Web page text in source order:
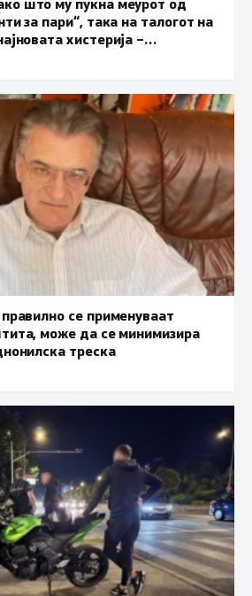
за пари“, така на талогот на
хистерија –
предлог
се применуваат
може да се минимизира
треска